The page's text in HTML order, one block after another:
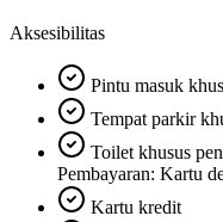
Aksesibilitas
Pintu masuk
Tempat parkir
Toilet khusus
Pembayaran: Kartu
Kartu kredit